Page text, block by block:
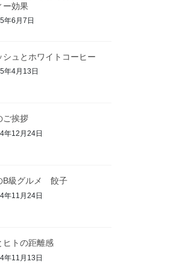
ー効果
年6月7日
シュとホワイトコーヒー
年4月13日
ご挨拶
年12月24日
B級グルメ 餃子
年11月24日
ヒトの距離感
年11月13日